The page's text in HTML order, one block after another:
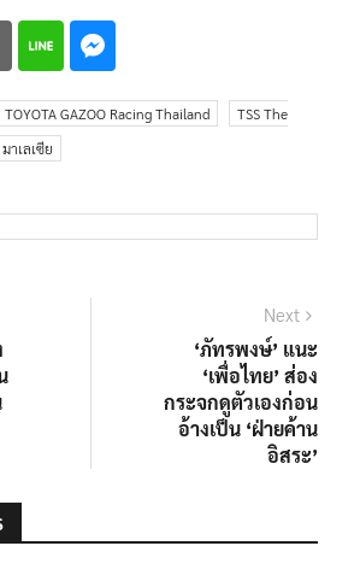
TOYOTA GAZOO Racing Thailand
TSS The
มาเลเซีย
Next
post:
‘ภัทรพงษ์’ แนะ
‘เพื่อไทย’ ส่อง
กระจกดูตัวเองก่อน
อ้างเป็น ‘ฝ่ายค้าน
อิสระ’